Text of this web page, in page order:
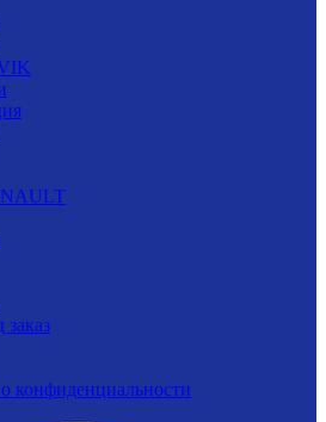
заказ
конфиденциальности